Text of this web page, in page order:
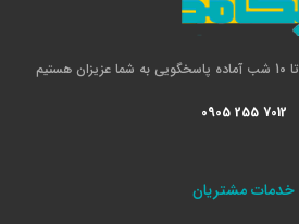
0905 255 7012
خدمات مشتریان